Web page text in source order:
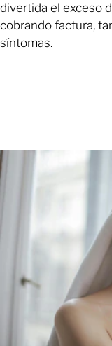
divertida el exceso
cobrando factura,
síntomas.